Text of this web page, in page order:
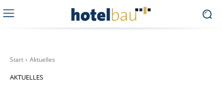
Start Aktuelles
AKTUELLES